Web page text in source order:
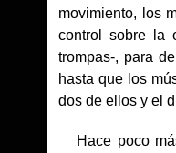
movimiento, los
control sobre la
trompas-, para
hasta que los
dos de ellos y el
Hace poco